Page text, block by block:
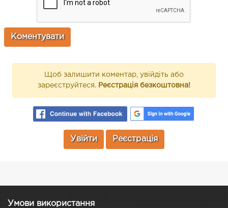
Щоб залишити коментар, увійдіть або
зареєструйтеся. Реєстрація безкоштовна!
Увійти Реєстрація
Умови використання